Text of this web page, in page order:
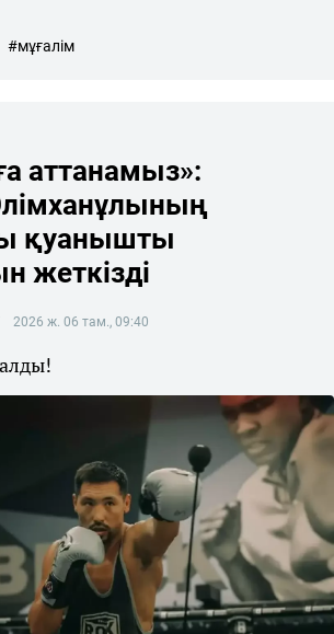
#мұғалім
аттанамыз»:
қуанышты
жеткізді
2026 ж. 06 там., 09:40